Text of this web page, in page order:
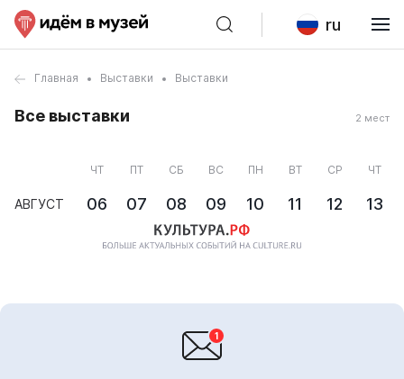
ru
Главная Выставки Выставки
Все выставки 2 мест
АВГУСТ
ЧТ
06
ПТ
07
СБ
08
ВС
09
ПН
10
ВТ
11
СР
12
ЧТ
13